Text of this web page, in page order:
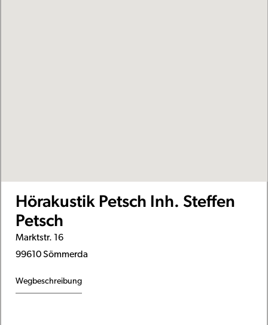
Hörakustik Petsch Inh. Steffen
Petsch
Marktstr. 16
99610 Sömmerda
Wegbeschreibung